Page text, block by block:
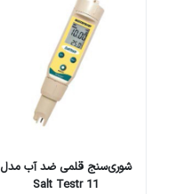
شوری‌سنج قلمی ضد آب مدل
Salt Testr 11